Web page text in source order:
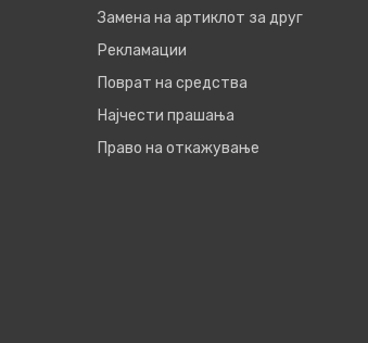
Замена на артиклот за друг
Рекламации
Поврат на средства
Најчести прашања
Право на откажување